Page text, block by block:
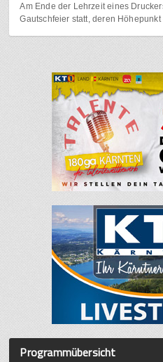
Am Ende der Lehrzeit eines
Gautschfeier statt, deren
Programmübersicht